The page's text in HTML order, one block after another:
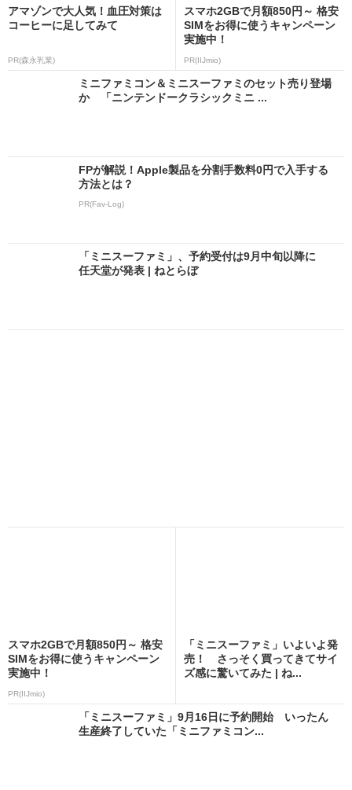
アマゾンで大人気！血圧対策は
コーヒーに足してみて
PR(森永乳業)
スマホ2GBで月額850円～ 格安
SIMをお得に使うキャンペーン
実施中！
PR(IIJmio)
ミニファミコン＆ミニスーファミのセット売り登場
か 「ニンテンドークラシックミニ ...
FPが解説！Apple製品を分割手数料0円で入手する
方法とは？
PR(Fav-Log)
「ミニスーファミ」、予約受付は9月中旬以降に
任天堂が発表 | ねとらぼ
スマホ2GBで月額850円～ 格安
SIMをお得に使うキャンペーン
実施中！
PR(IIJmio)
「ミニスーファミ」いよいよ発
売！ さっそく買ってきてサイ
ズ感に驚いてみた | ね...
「ミニスーファミ」9月16日に予約開始 いったん
生産終了していた「ミニファミコン...